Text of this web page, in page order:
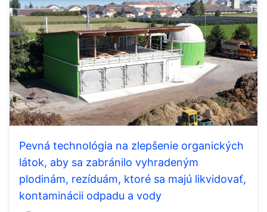
Pevná technológia na zlepšenie organických
látok, aby sa zabránilo vyhradeným
plodinám, rezíduám, ktoré sa majú likvidovať,
kontaminácii odpadu a vody